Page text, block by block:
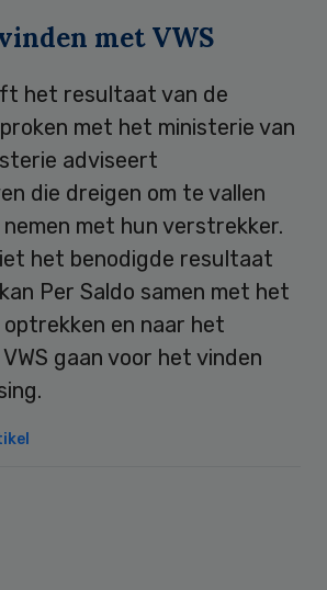
met VWS
het resultaat van de
met het ministerie van
adviseert
die dreigen om te vallen
met hun verstrekker.
het benodigde resultaat
Per Saldo samen met het
en naar het
gaan voor het vinden